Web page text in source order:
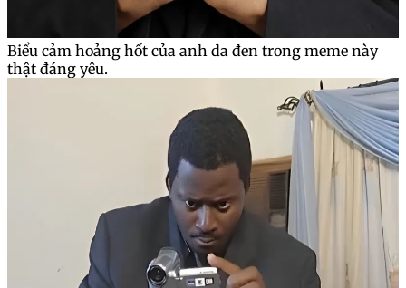
Biểu cảm hoảng hốt của anh da đen trong meme này
thật đáng yêu.